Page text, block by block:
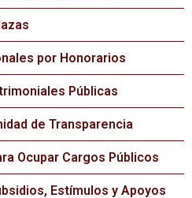
por Honorarios
Públicas
de Transparencia
Ocupar Cargos Públicos
Estímulos y Apoyos